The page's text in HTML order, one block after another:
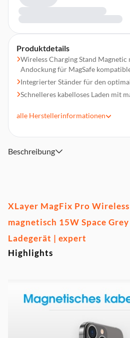
Produktdetails
Wireless Charging Stand
Andockung für MagSafe
Integrierter Ständer für den
Schnelleres kabelloses Laden mit
angedockt oder aufgelegt wird
alle Herstellerinformationen
Beschreibung
XLayer MagFix Pro
magnetisch 15W Space
Ladegerät | expert
Highlights